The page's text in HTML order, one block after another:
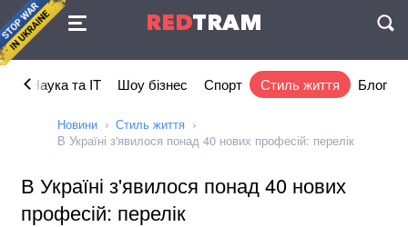
REDTRAM
Угода
Наука та IT Шоу бізнес Спорт Стиль життя Блог
Новини
Стиль життя
В Україні з'явилося понад 40 нових професій: перелік
В Україні з'явилося понад 40 нових
професій: перелік